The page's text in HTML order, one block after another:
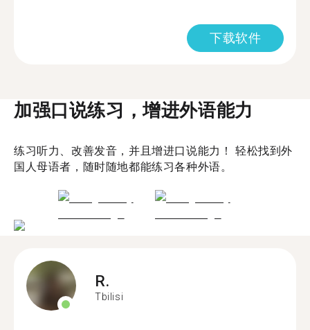
下载软件
加强口说练习，增进外语能力
练习听力、改善发音，并且增进口说能力！ 轻松找到外
国人母语者，随时随地都能练习各种外语。
R.
Tbilisi